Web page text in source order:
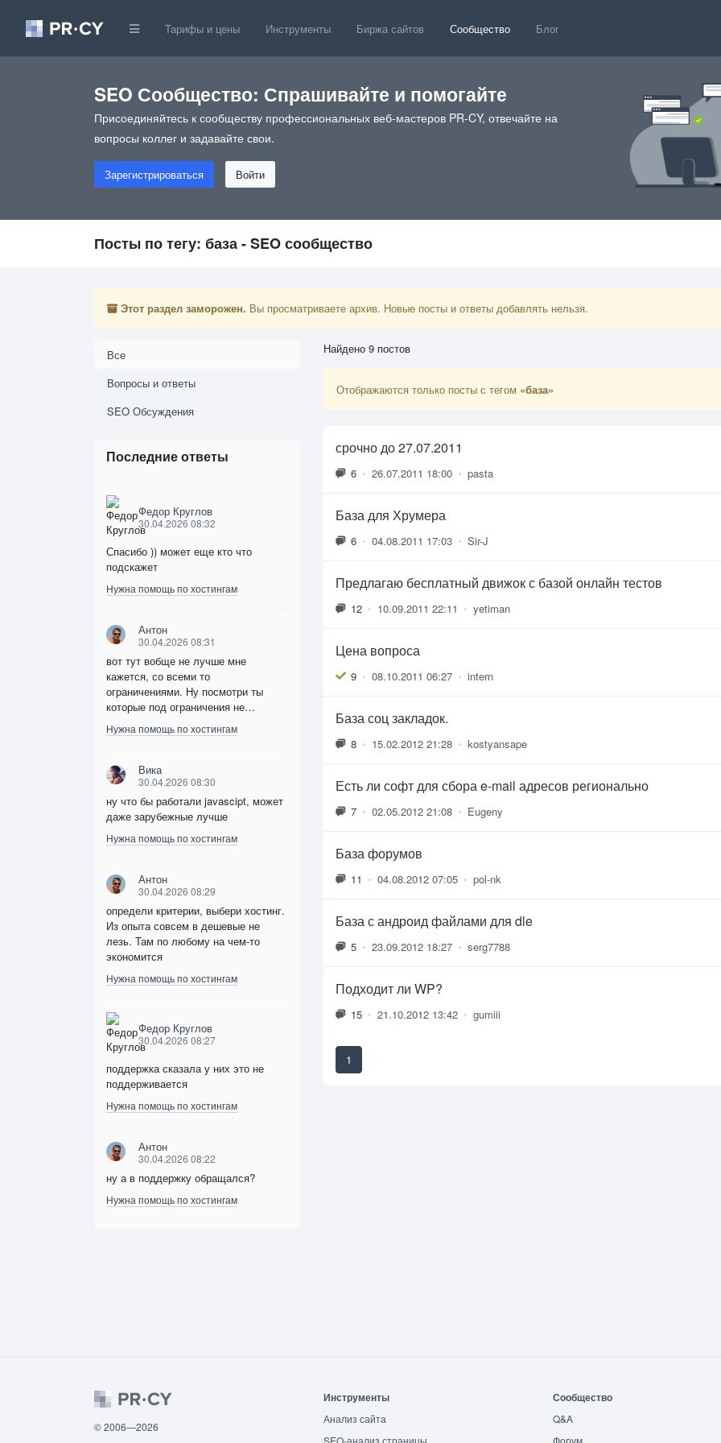
Тарифы и цены Инструменты Биржа сайтов Сообщество Блог
SEO Сообщество: Спрашивайте и помогайте
Присоединяйтесь к сообществу профессиональных веб-мастеров PR-CY, отвечайте на
вопросы коллег и задавайте свои.
Зарегистрироваться Войти
Посты по тегу: база - SEO сообщество
Этот раздел заморожен. Вы просматриваете архив. Новые посты и ответы добавлять нельзя.
Все
Вопросы и ответы
SEO Обсуждения
Последние ответы
Федор Круглов
30.04.2026 08:32
Спасибо )) может еще кто что
подскажет
Нужна помощь по хостингам
Антон
30.04.2026 08:31
вот тут вобще не лучше мне
кажется, со всеми то
ограничениями. Ну посмотри ты
которые под ограничения не…
Нужна помощь по хостингам
Вика
30.04.2026 08:30
ну что бы работали javascipt, может
даже зарубежные лучше
Нужна помощь по хостингам
Антон
30.04.2026 08:29
определи критерии, выбери хостинг.
Из опыта совсем в дешевые не
лезь. Там по любому на чем-то
экономится
Нужна помощь по хостингам
Федор Круглов
30.04.2026 08:27
поддержка сказала у них это не
поддерживается
Нужна помощь по хостингам
Антон
30.04.2026 08:22
ну а в поддержку обращался?
Нужна помощь по хостингам
Найдено 9 постов
Отображаются только посты с тегом «база»
срочно до 27.07.2011
6 • 26.07.2011 18:00 • pasta
База для Хрумера
6 • 04.08.2011 17:03 • Sir-J
Предлагаю бесплатный движок с базой онлайн тестов
12 • 10.09.2011 22:11 • yetiman
Цена вопроса
9 • 08.10.2011 06:27 • intern
База соц закладок.
8 • 15.02.2012 21:28 • kostyansape
Есть ли софт для сбора e-mail адресов регионально
7 • 02.05.2012 21:08 • Eugeny
База форумов
11 • 04.08.2012 07:05 • pol-nk
База с андроид файлами для dle
5 • 23.09.2012 18:27 • serg7788
Подходит ли WP?
15 • 21.10.2012 13:42 • gumiii
1
© 2006—2026
Инструменты
Анализ сайта
Сообщество
Q&A